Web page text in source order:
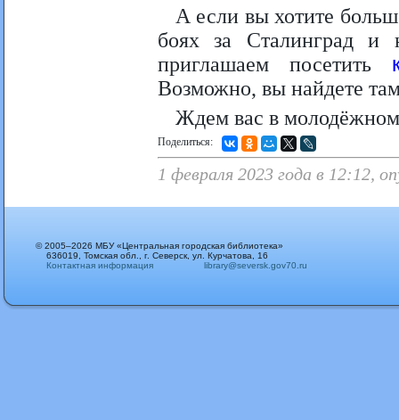
А если вы хотите
боях за Сталинград и
приглашаем посетить
Возможно, вы найдете
Ждем вас в
Поделиться:
1 февраля 2023 года в 12:12,
© 2005–2026 МБУ «Центральная городская библиотека»
636019, Томская обл., г. Северск, ул. Курчатова, 16
Контактная информация
library@seversk.gov70.ru